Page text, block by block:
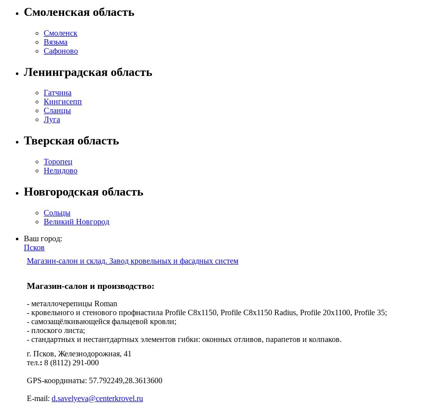
Смоленская область
Смоленск
Вязьма
Сафоново
Ленинградская область
Гатчина
Кингисепп
Сланцы
Луга
Тверская область
Торопец
Нелидово
Новгородская область
Сольцы
Великий Новгород
Ваш город:
Псков
Магазин-салон и склад. Завод кровельных и фасадных систем
Магазин-салон и производство:
- металлочерепицы Roman
- кровельного и стенового профнастила Profile C8х1150, Profile C8х1150 Radius, Profile 20x1100, Profile 35;
- самозащёлкивающейся фальцевой кровли;
- плоского листа;
- стандартных и нестантдартных элементов гибки: оконных отливов, парапетов и колпаков.
г. Псков, Железнодорожная, 41
тел.: 8 (8112) 291-000
GPS-координаты: 57.792249,28.3613600
E-mail: d.savelyeva@centerkrovel.ru